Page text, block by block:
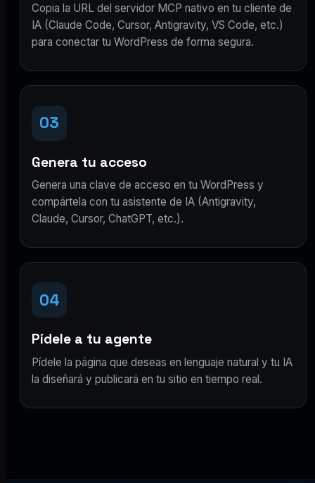
Copia la URL del servidor MCP nativo en tu cliente de
IA (Claude Code, Cursor, Antigravity, VS Code, etc.)
para conectar tu WordPress de forma segura.
03
Genera tu acceso
Genera una clave de acceso en tu WordPress y
compártela con tu asistente de IA (Antigravity,
Claude, Cursor, ChatGPT, etc.).
04
Pídele a tu agente
Pídele la página que deseas en lenguaje natural y tu IA
la diseñará y publicará en tu sitio en tiempo real.